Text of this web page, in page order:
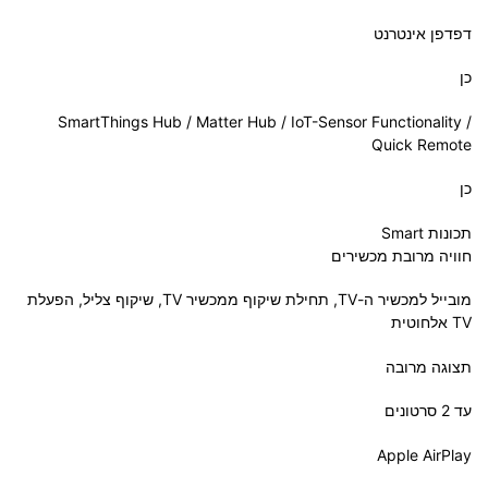
דפדפן אינטרנט
כן
SmartThings Hub / Matter Hub / IoT-Sensor Functionality /
Quick Remote
כן
תכונות Smart
חוויה מרובת מכשירים
מובייל למכשיר ה-TV, תחילת שיקוף ממכשיר TV, שיקוף צליל, הפעלת
TV אלחוטית
תצוגה מרובה
Apple AirPlay